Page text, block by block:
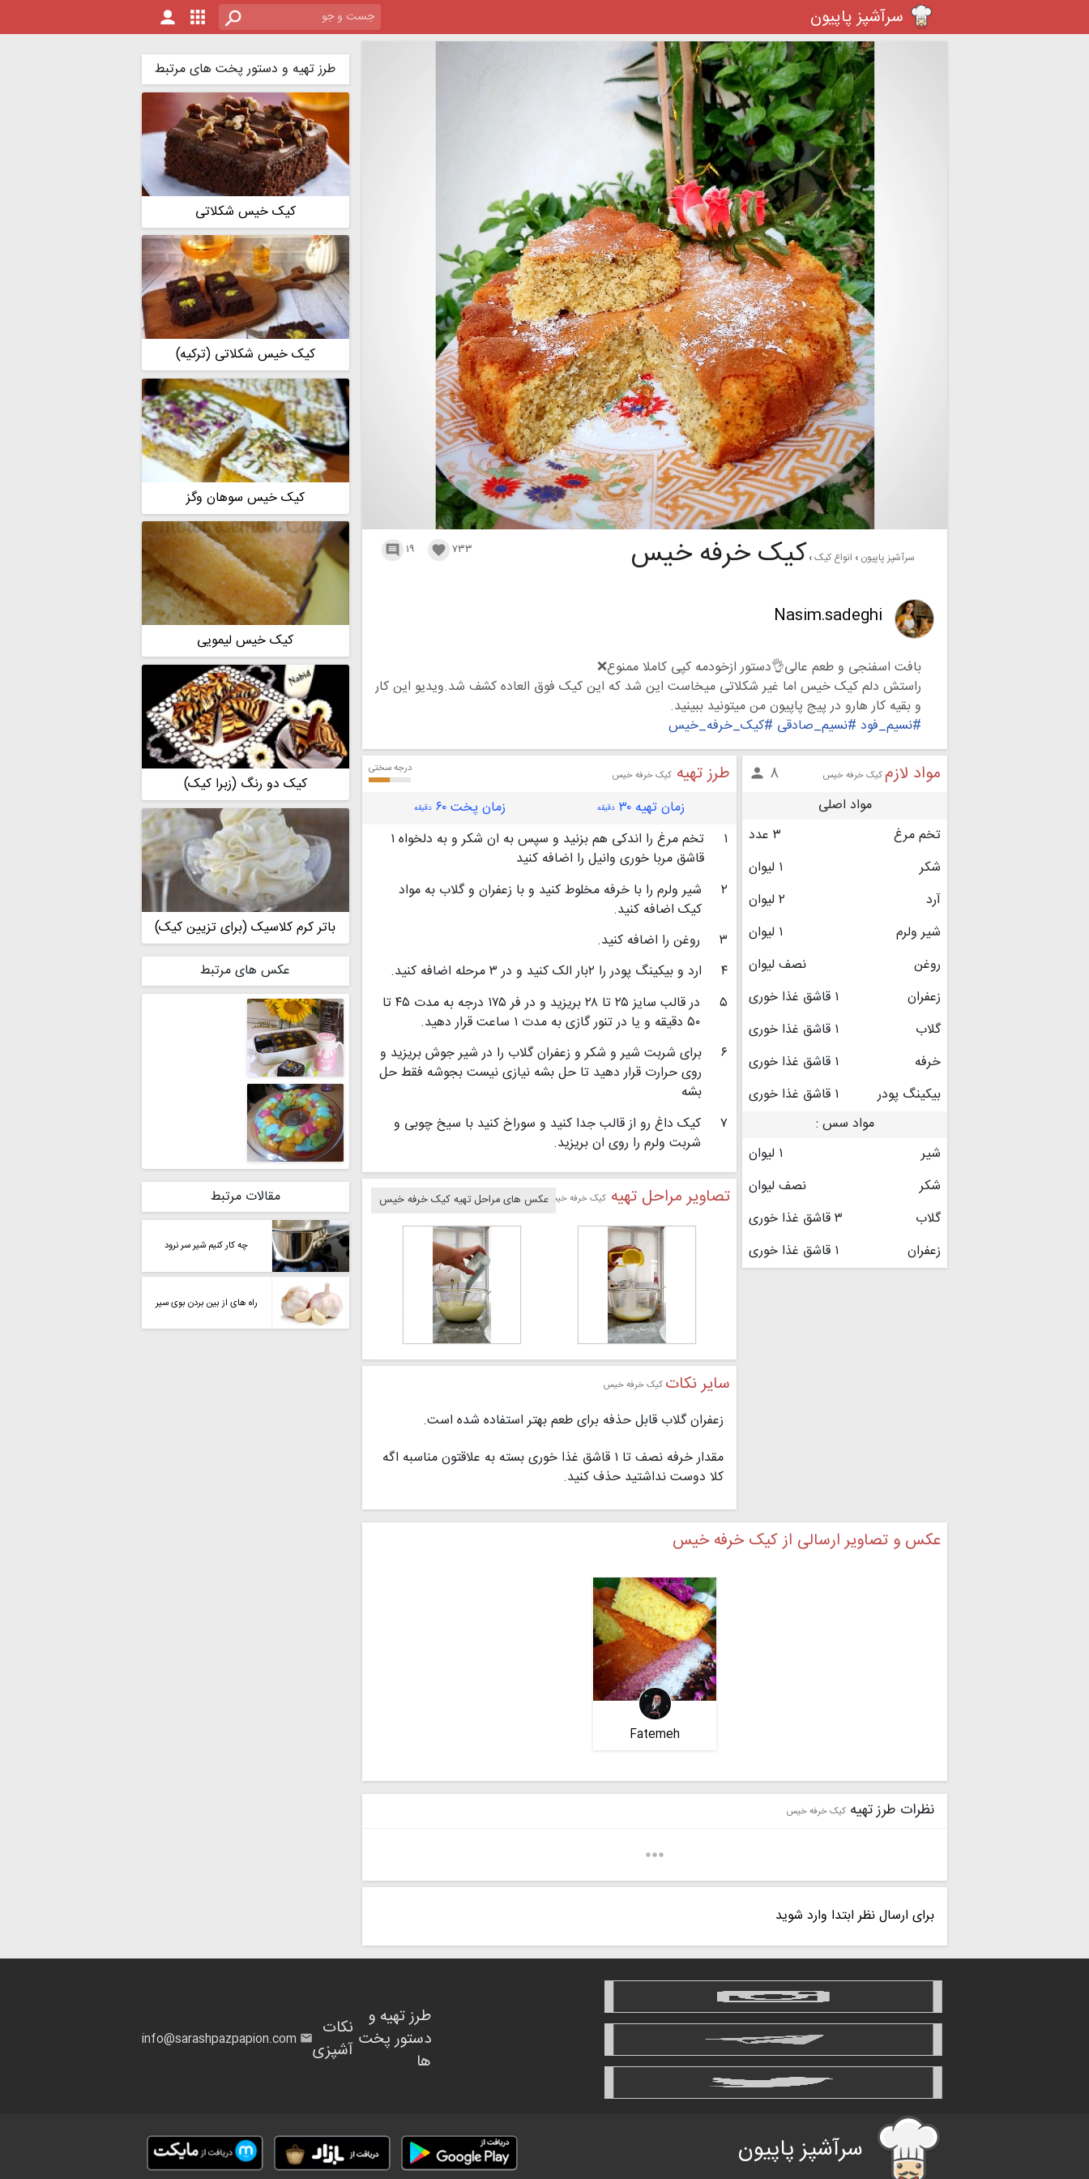
سرآشپز پاپیون
سرآشپز پاپیون انواع کیک کیک خرفه خیس ۱۹  ۷۳۳ 
Nasim.sadeghi
بافت اسفنجی و طعم عالی👌دستور ازخودمه کپی کاملا ممنوع❌
راستش دلم کیک خیس اما غیر شکلاتی میخاست این شد که این کیک فوق العاده کشف شد.ویدیو این کار
و بقیه کار هارو در پیج پاپیون من میتونید ببینید.
#نسیم_فود #نسیم_صادقی #کیک_خرفه_خیس
مواد لازم کیک خرفه خیس ۸ 
مواد اصلی
تخم مرغ
۳ عدد
شکر
۱ لیوان
آرد
۲ لیوان
شیر ولرم
۱ لیوان
روغن
نصف لیوان
زعفران
۱ قاشق غذا خوری
گلاب
۱ قاشق غذا خوری
خرفه
۱ قاشق غذا خوری
بیکینگ پودر
۱ قاشق غذا خوری
مواد سس :
شیر
۱ لیوان
شکر
نصف لیوان
گلاب
۳ قاشق غذا خوری
زعفران
۱ قاشق غذا خوری
طرز تهیه کیک خرفه خیس درجه سختی
زمان تهیه ۳۰ دقیقه زمان پخت ۶۰ دقیقه
۱
تخم مرغ را اندکی هم بزنید و سپس به ان شکر و به دلخواه ۱
قاشق مربا خوری وانیل را اضافه کنید
۲
شیر ولرم را با خرفه مخلوط کنید و با زعفران و گلاب به مواد
کیک اضافه کنید.
۳
روغن را اضافه کنید.
۴
ارد و بیکینگ پودر را ۲بار الک کنید و در ۳ مرحله اضافه کنید.
۵
در قالب سایز ۲۵ تا ۲۸ بریزید و در فر ۱۷۵ درجه به مدت ۴۵ تا
۵۰ دقیقه و یا در تنور گازی به مدت ۱ ساعت قرار دهید.
۶
برای شربت شیر و شکر و زعفران گلاب را در شیر جوش بریزید و
روی حرارت قرار دهید تا حل بشه نیازی نیست بجوشه فقط حل
بشه
۷
کیک داغ رو از قالب جدا کنید و سوراخ کنید با سیخ چوبی و
شربت ولرم را روی ان بریزید.
تصاویر مراحل تهیه کیک خرفه خیسعکس های مراحل تهیه کیک خرفه خیس
سایر نکات کیک خرفه خیس
زعفران گلاب قابل حذفه برای طعم بهتر استفاده شده است.
مقدار خرفه نصف تا ۱ قاشق غذا خوری بسته به علاقتون مناسبه اگه
کلا دوست نداشتید حذف کنید.
عکس و تصاویر ارسالی از کیک خرفه خیس
Fatemeh
نظرات طرز تهیه کیک خرفه خیس
برای ارسال نظر ابتدا وارد شوید
طرز تهیه و دستور پخت های مرتبط
کیک خیس شکلاتی
کیک خیس شکلاتی (ترکیه)
کیک خیس سوهان وگز
کیک خیس لیمویی
کیک دو رنگ (زبرا کیک)
باتر کرم کلاسیک (برای تزیین کیک)
عکس های مرتبط
مقالات مرتبط
چه کار کنیم شیر سر نرود
راه های از بین بردن بوی سیر
طرز تهیه و
دستور پخت
ها
نکات
آشپزی
info@sarashpazpapion.com
سرآشپز پاپیون